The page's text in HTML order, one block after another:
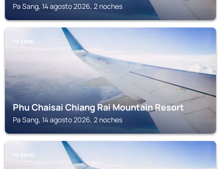
Pa Sang, 14 agosto 2026, 2 noches
PA SANG
Phu Chaisai Chiang Rai Mountain Resort
Pa Sang, 14 agosto 2026, 2 noches
PA SANG